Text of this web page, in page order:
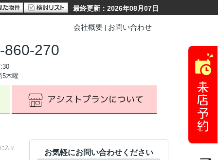
最終更新：2026年08月07日
会社概要 お問い合わせ
270
5木曜
入り
お気軽にお問い合わせください